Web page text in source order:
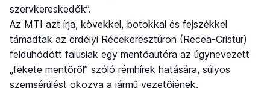
szervkereskedők”.
Az MTI azt írja, kövekkel, botokkal és fejszékkel
támadtak az erdélyi Récekeresztúron (Recea-Cristur)
feldühödött falusiak egy mentőautóra az úgynevezett
„fekete mentőről” szóló rémhírek hatására, súlyos
szemsérülést okozva a jármű vezetőjének.